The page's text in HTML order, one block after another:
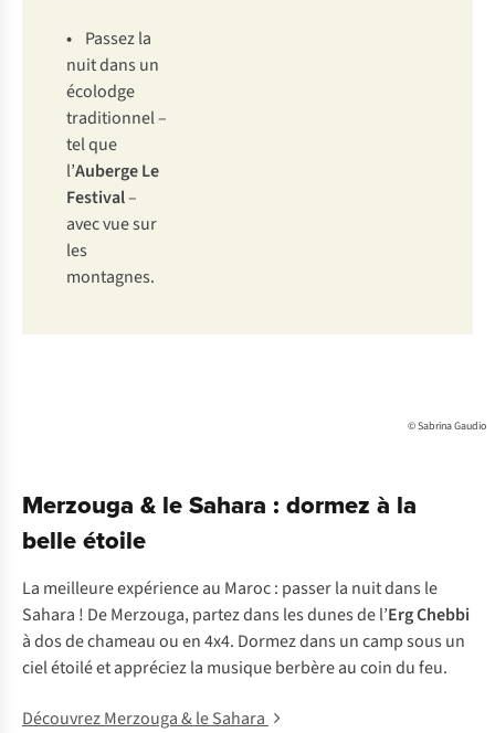
• Passez la
nuit dans un
écolodge
traditionnel –
tel que
l’Auberge Le
Festival–
avec vue sur
les
montagnes.
© Sabrina Gaudio
Merzouga & le Sahara : dormez à la
belle étoile
La meilleure expérience au Maroc : passer la nuit dans le
Sahara ! De Merzouga, partez dans les dunes de l’Erg Chebbi
à dos de chameau ou en 4x4. Dormez dans un camp sous un
ciel étoilé et appréciez la musique berbère au coin du feu.
Découvrez Merzouga & le Sahara